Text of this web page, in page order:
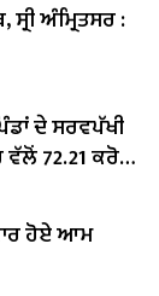
ਅੰਮ੍ਰਿਤਸਰ :
ਦੇ ਸਰਵਪੱਖੀ
72.21 ਕਰੋੜ
ਹੋਏ ਆਮ